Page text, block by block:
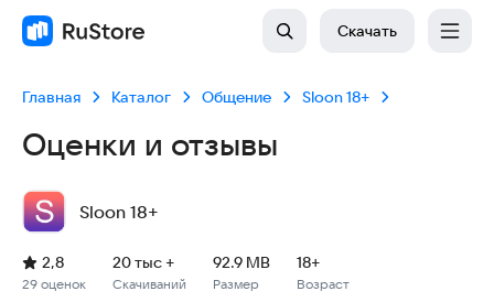
Скачать
Главная Каталог Общение Sloon 18+
Оценки и отзывы
Sloon 18+
Рейтинг: 2,8, 29 оценок
Скачиваний: 20 тыс +
Размер файла: 92.9 MB
Возрастное ограничение: 92.9 MB
29 оценок
2,8
Скачиваний
20 тыс +
Размер
92.9 MB
Возраст
18+